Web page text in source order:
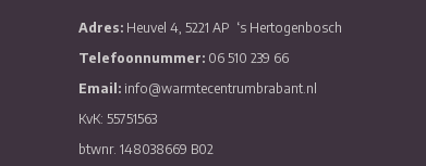
Adres: Heuvel 4, 5221 AP ‘s Hertogenbosch
Telefoonnummer: 06 510 239 66
Email: info@warmtecentrumbrabant.nl
KvK: 55751563
btwnr. 148038669 B02